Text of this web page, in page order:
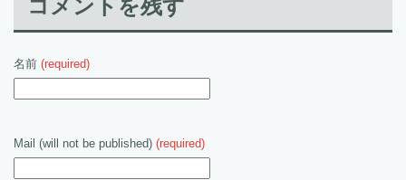
コメントを残す
名前 (required)
Mail (will not be published) (required)